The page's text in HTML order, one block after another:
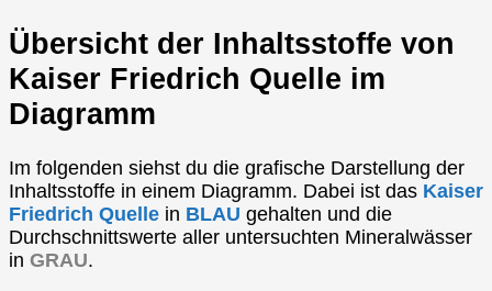
Übersicht der Inhaltsstoffe von
Kaiser Friedrich Quelle im
Diagramm
Im folgenden siehst du die grafische Darstellung der
Inhaltsstoffe in einem Diagramm. Dabei ist das Kaiser
Friedrich Quelle in BLAU gehalten und die
Durchschnittswerte aller untersuchten Mineralwässer
in GRAU.